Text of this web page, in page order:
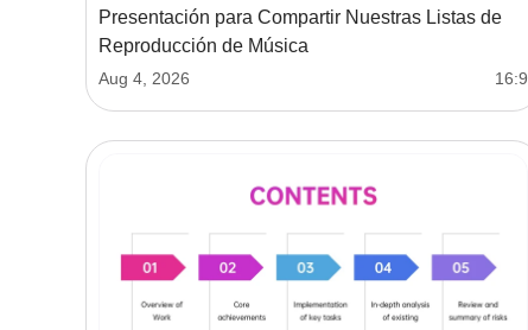
Presentación para Compartir Nuestras Listas de
Reproducción de Música
Aug 4, 2026 16:9